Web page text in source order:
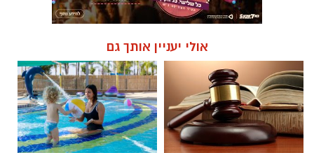
☎ לחצו כאן לרשימת עורכי דין
בבאר שבע - אינדקס באר שבע
נט
חוויית הקיץ המושלמת: הכל
במקום אחד ברשת הקאנטרי-
חודשיים + חודש מתנה (כולל
החגים!)